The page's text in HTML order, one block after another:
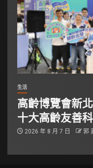
生活
高齡博覽會新
十大高齡友善
2026 年 8 月 7 日 郭